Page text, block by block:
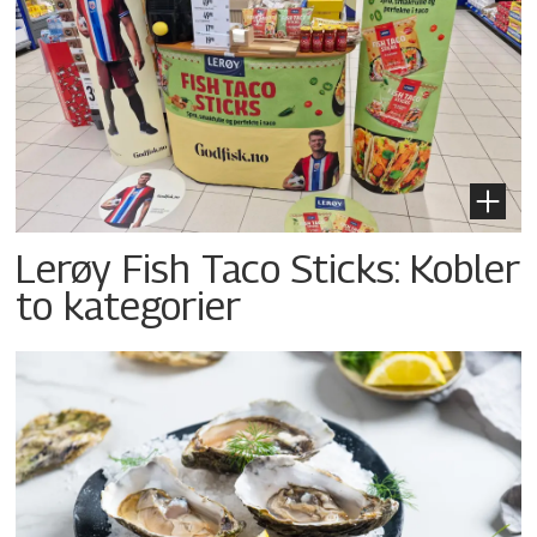
Lerøy Fish Taco Sticks: Kobler
to kategorier